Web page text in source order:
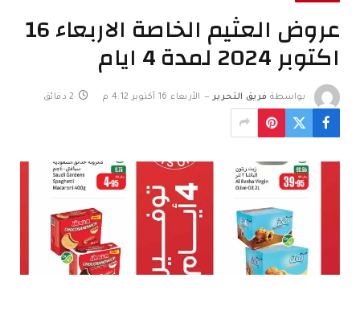
عروض العثيم الخاصة الاربعاء 16
اكتوبر 2024 لمدة 4 ايام
بواسطة فريق التحرير الأربعاء 16 أكتوبر 4:12 م 2 دقائق